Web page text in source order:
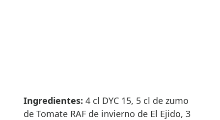
Ingredientes: 4 cl DYC 15, 5 cl de zumo
de Tomate RAF de invierno de El Ejido, 3